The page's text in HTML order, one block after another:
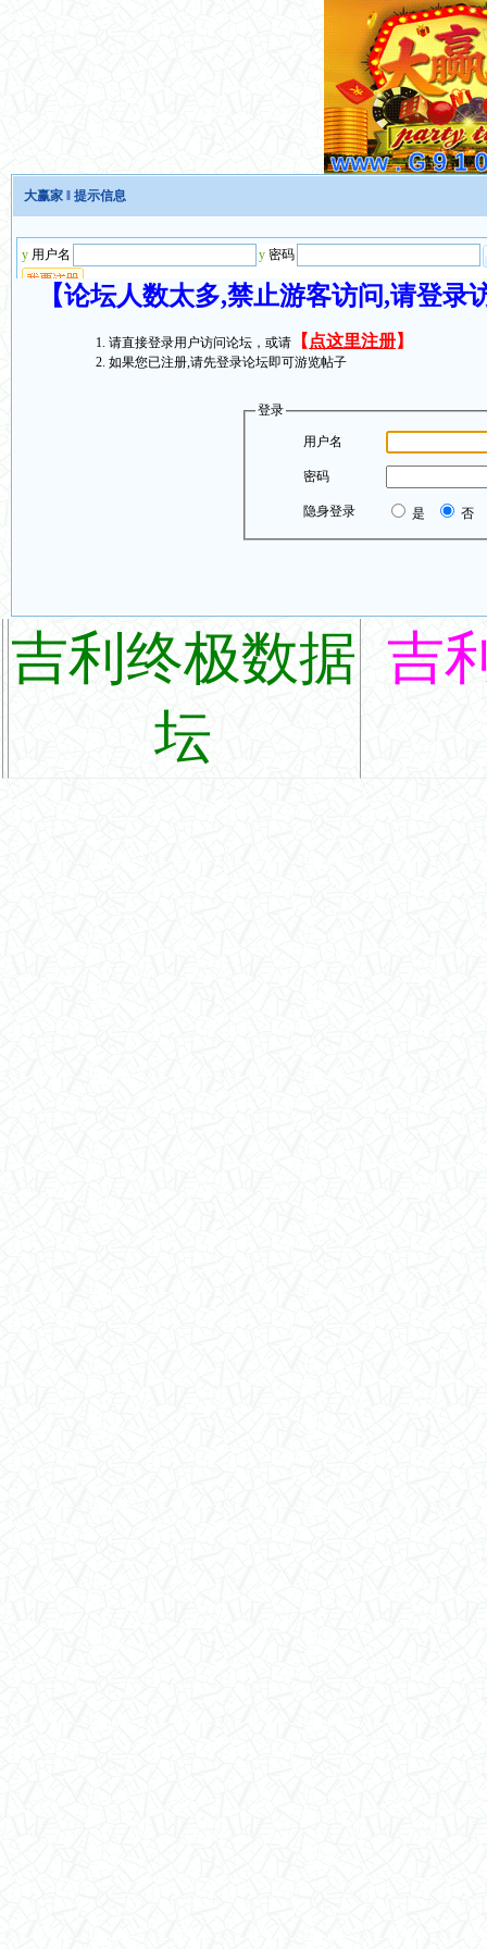
大赢家 ‖ 提示信息
【论坛人数太多,禁止游客访问,请登
请直接登录用户访问论坛，或请 【 点这里注册】
如果您已注册,请先登录论坛即可游览帖子
登录
用户名
密码
隐身登录 是 否
吉利终极数据
坛
吉